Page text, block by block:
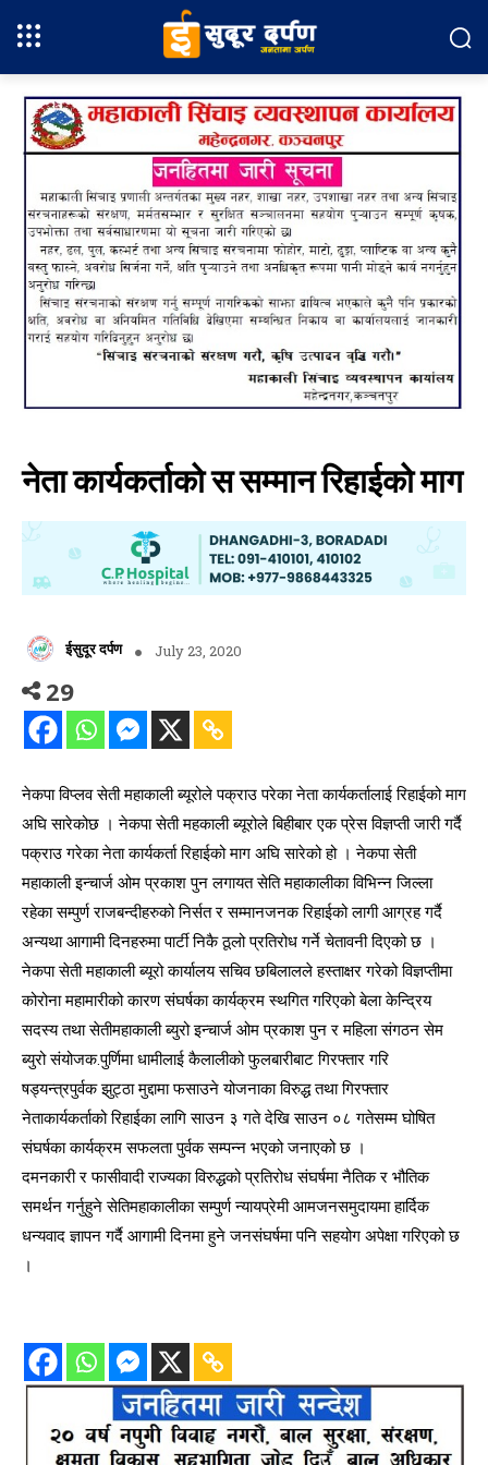
नेता कार्यकर्ताको स सम्मान रिहाईको माग
ईसुदूर दर्पण July 23, 2020
29
नेकपा विप्लव सेती महाकाली ब्यूरोले पक्राउ परेका नेता कार्यकर्तालाई रिहाईको माग
अघि सारेकोछ । नेकपा सेती महकाली ब्यूरोले बिहीबार एक प्रेस विज्ञप्ती जारी गर्दै
पक्राउ गरेका नेता कार्यकर्ता रिहाईको माग अघि सारेको हो । नेकपा सेती
महाकाली इन्चार्ज ओम प्रकाश पुन लगायत सेति महाकालीका विभिन्न जिल्ला
रहेका सम्पुर्ण राजबन्दीहरुको निर्सत र सम्मानजनक रिहाईको लागी आग्रह गर्दै
अन्यथा आगामी दिनहरुमा पार्टी निकै ठूलो प्रतिरोध गर्ने चेतावनी दिएको छ ।
नेकपा सेती महाकाली ब्यूरो कार्यालय सचिव छबिलालले हस्ताक्षर गरेको विज्ञप्तीमा
कोरोना महामारीको कारण संघर्षका कार्यक्रम स्थगित गरिएको बेला केन्द्रिय
सदस्य तथा सेतीमहाकाली ब्युरो इन्चार्ज ओम प्रकाश पुन र महिला संगठन सेम
ब्युरो संयोजक.पुर्णिमा धामीलाई कैलालीको फुलबारीबाट गिरफ्तार गरि
षड्यन्त्रपुर्वक झुट्ठा मुद्दामा फसाउने योजनाका विरुद्ध तथा गिरफ्तार
नेताकार्यकर्ताको रिहाईका लागि साउन ३ गते देखि साउन ०८ गतेसम्म घोषित
संघर्षका कार्यक्रम सफलता पुर्वक सम्पन्न भएको जनाएको छ ।
दमनकारी र फासीवादी राज्यका विरुद्धको प्रतिरोध संघर्षमा नैतिक र भौतिक
समर्थन गर्नुहुने सेतिमहाकालीका सम्पुर्ण न्यायप्रेमी आमजनसमुदायमा हार्दिक
धन्यवाद ज्ञापन गर्दै आगामी दिनमा हुने जनसंघर्षमा पनि सहयोग अपेक्षा गरिएको छ
।